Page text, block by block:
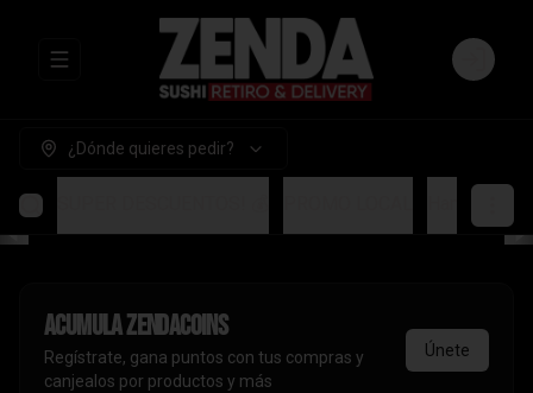
Abrir menu de navegación Login
¿Dónde quieres pedir?
AcumulaZendaCoins
Regístrate, gana puntos con tus compras y
canjealos por productos y más
Únete